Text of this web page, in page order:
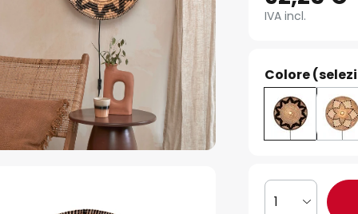
IVA incl.
Colore
1